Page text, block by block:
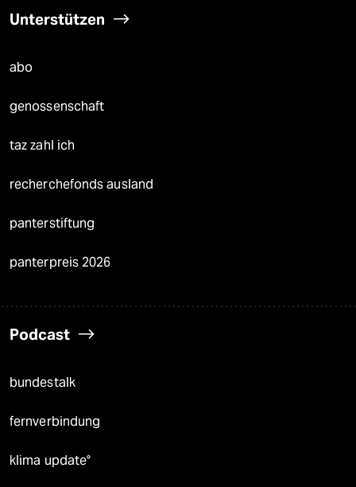
Unterstützen
abo
genossenschaft
taz zahl ich
recherchefonds ausland
panterstiftung
panterpreis 2026
Podcast
bundestalk
fernverbindung
klima update°